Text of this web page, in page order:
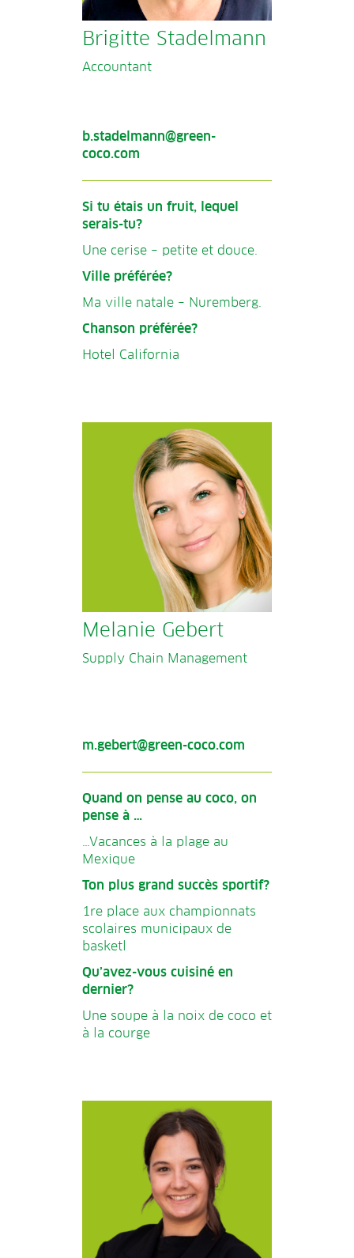
Brigitte Stadelmann
Accountant
b.stadelmann@green-
coco.com
Si tu étais un fruit, lequel
serais-tu?
Une cerise – petite et douce.
Ville préférée?
Ma ville natale – Nuremberg.
Chanson préférée?
Hotel California
Melanie Gebert
Supply Chain Management
m.gebert@green-coco.com
Quand on pense au coco, on
pense à …
…Vacances à la plage au
Mexique
Ton plus grand succès sportif?
1re place aux championnats
scolaires municipaux de
basketl
Qu’avez-vous cuisiné en
dernier?
Une soupe à la noix de coco et
à la courge